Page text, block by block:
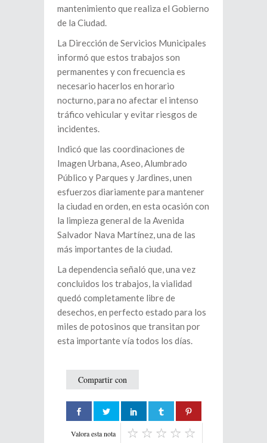
mantenimiento que realiza el Gobierno
de la Ciudad.
La Dirección de Servicios Municipales
informó que estos trabajos son
permanentes y con frecuencia es
necesario hacerlos en horario
nocturno, para no afectar el intenso
tráfico vehicular y evitar riesgos de
incidentes.
Indicó que las coordinaciones de
Imagen Urbana, Aseo, Alumbrado
Público y Parques y Jardines, unen
esfuerzos diariamente para mantener
la ciudad en orden, en esta ocasión con
la limpieza general de la Avenida
Salvador Nava Martínez, una de las
más importantes de la ciudad.
La dependencia señaló que, una vez
concluidos los trabajos, la vialidad
quedó completamente libre de
desechos, en perfecto estado para los
miles de potosinos que transitan por
esta importante vía todos los días.
Compartir con
Valora esta nota